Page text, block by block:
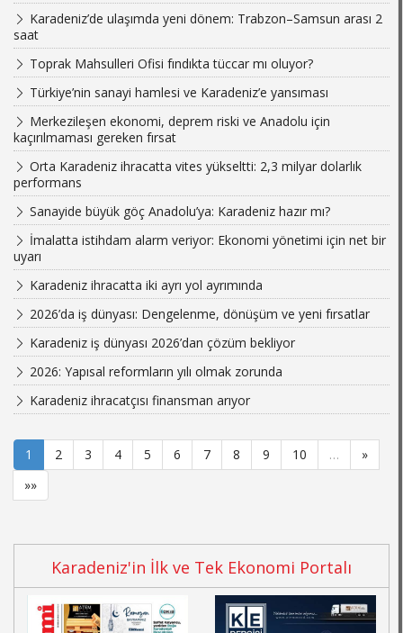
Karadeniz’de ulaşımda yeni dönem: Trabzon–Samsun arası 2
saat
Toprak Mahsulleri Ofisi fındıkta tüccar mı oluyor?
Türkiye’nin sanayi hamlesi ve Karadeniz’e yansıması
Merkezileşen ekonomi, deprem riski ve Anadolu için
kaçırılmaması gereken fırsat
Orta Karadeniz ihracatta vites yükseltti: 2,3 milyar dolarlık
performans
Sanayide büyük göç Anadolu’ya: Karadeniz hazır mı?
İmalatta istihdam alarm veriyor: Ekonomi yönetimi için net bir
uyarı
Karadeniz ihracatta iki ayrı yol ayrımında
2026’da iş dünyası: Dengelenme, dönüşüm ve yeni fırsatlar
Karadeniz iş dünyası 2026’dan çözüm bekliyor
2026: Yapısal reformların yılı olmak zorunda
Karadeniz ihracatçısı finansman arıyor
1 2 3 4 5 6 7 8 9 10 …
»
»»
Karadeniz'in İlk ve Tek Ekonomi Portalı